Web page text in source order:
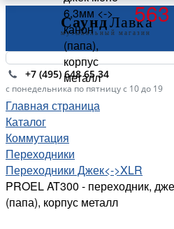
+7 (495) 648 65 34
с понедельника по пятницу с 10 до 19
Главная страница
Каталог
Коммутация
Переходники
Переходники Джек<->XLR
PROEL AT300 - переходник,
(папа), корпус металл
6,3мм <->
канон
(папа),
корпус
металл